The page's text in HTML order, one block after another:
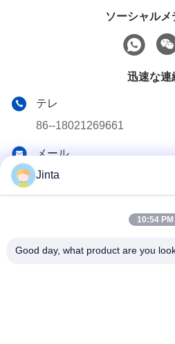
ソーシャルメ
迅速な連
テレ
86--18021269661
メール
yolanda@chinesejinta.com
住所
Chelubaの企業の地帯、
Jinta
10:54 PM
Good day, what product are you